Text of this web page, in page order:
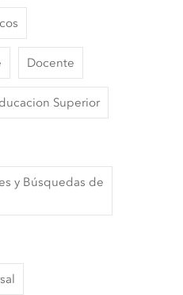
Docente
Superior
y Búsquedas de